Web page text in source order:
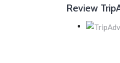
Review